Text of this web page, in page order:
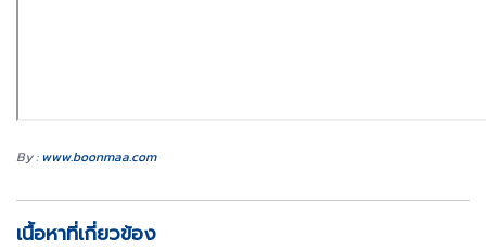
By : www.boonmaa.com
เนื้อหาที่เกี่ยวข้อง